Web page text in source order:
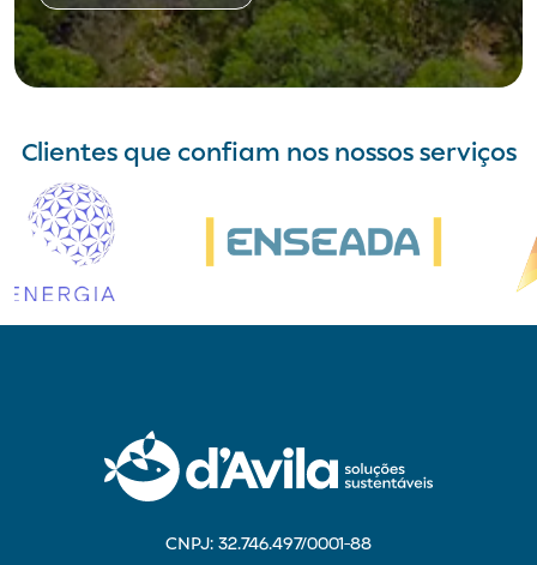
Clientes que confiam nos nossos serviços
CNPJ: 32.746.497/0001-88